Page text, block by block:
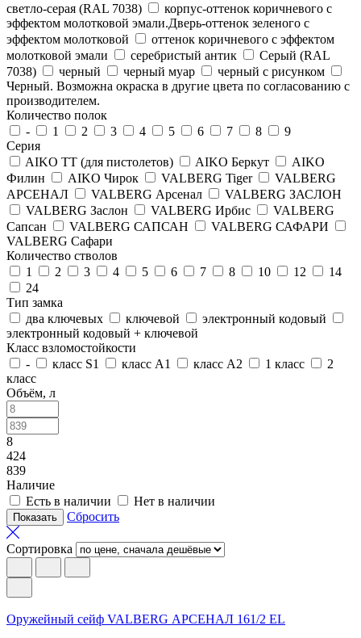
светло-серая (RAL 7038)
корпус-оттенок коричневого с
эффектом молотковой эмали.Дверь-оттенок зеленого с
эффектом молотковой
оттенок коричневого с эффектом
молотковой эмали
серебристый антик
Серый (RAL
7038)
черный черный муар
черный с рисунком
Черный. Возможна окраска в другие цвета по согласованию с
производителем.
Количество полок
-
1 2 3 4 5 6 7 8
9
Серия
AIKO TT (для пистолетов)
AIKO Беркут
AIKO
Филин
AIKO Чирок VALBERG Tiger
VALBERG
АРСЕНАЛ
VALBERG Арсенал
VALBERG ЗАСЛОН
VALBERG Заслон
VALBERG Ирбис
VALBERG
Сапсан
VALBERG САПСАН
VALBERG САФАРИ
VALBERG Сафари
Количество стволов
1
2 3 4 5 6 7 8 10 12
14
24
Тип замка
два ключевых
ключевой
электронный кодовый
электронный кодовый + ключевой
Класс взломостойкости
-
класс S1 класс А1 класс А2 1 класс
2
класс
Объём, л
8
424
839
Наличие
Есть в наличии
Нет в наличии
Сбросить
Сортировка
Оружейный сейф VALBERG АРСЕНАЛ 161/2 EL